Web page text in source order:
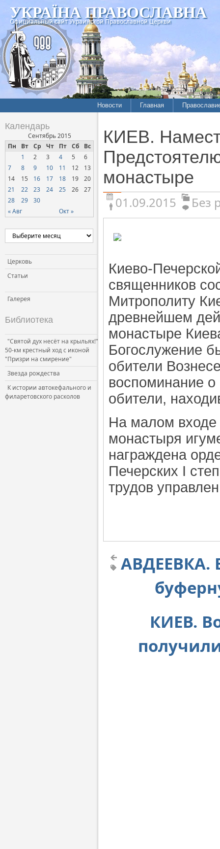
УКРАЇНА ПРАВОСЛАВНА
Официальный сайт Украинской Православной Церкви
Новости Главная
Календарь
Сентябрь 2015
Пн
Вт Ср Чт Пт Сб Вс
« Авг Окт »
1 2 3 4 5
6
7
8 9 10 11 12
13
14
15 16 17 18 19
20
21
22 23 24 25 26
27
28
29 30
Церковь
Статьи
Галерея
Библиотека
"Святой дух несёт на крыльях!"
50-км крестный ход с иконой
"Призри на смирение"
Звезда рождества
К истории автокефального и
филаретовского расколов
КИЕВ.
монастыре
01.09.2015 Без
Киево-
священников
Митрополиту
древнейшем
монастыре
Богослужение
обители
воспоминание
обители,
На малом входе
монастыря
награждена
Печерских I
трудов
АВДЕЕВКА.
КИЕВ.